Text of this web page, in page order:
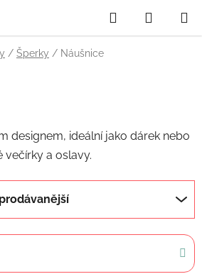
Hledat
KOŠÍK
/ Šperky / Náušnice
designem, ideální jako dárek nebo
večírky a oslavy.